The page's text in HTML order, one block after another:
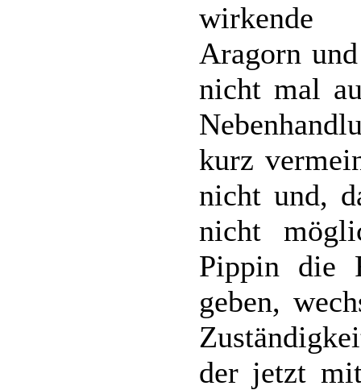
wirkende
Aragorn
nicht mal
kurz
nicht und,
nicht
Pippin die
geben,
der jetzt